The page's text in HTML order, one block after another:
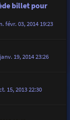
billet pour
févr. 03, 2014 19:23
19, 2014 23:26
15, 2013 22:30